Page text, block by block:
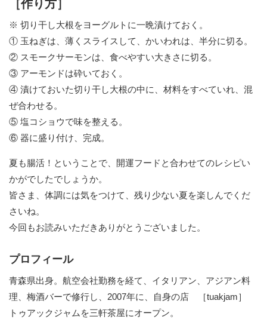
［作り方］
※ 切り干し大根をヨーグルトに一晩漬けておく。
① 玉ねぎは、薄くスライスして、かいわれは、半分に切る。
② スモークサーモンは、食べやすい大きさに切る。
③ アーモンドは砕いておく。
④ 漬けておいた切り干し大根の中に、材料をすべていれ、混
ぜ合わせる。
⑤ 塩コショウで味を整える。
⑥ 器に盛り付け、完成。
夏も腸活！ということで、開運フードと合わせてのレシピい
かがでしたでしょうか。
皆さま、体調には気をつけて、残り少ない夏を楽しんでくだ
さいね。
今回もお読みいただきありがとうございました。
プロフィール
青森県出身。航空会社勤務を経て、イタリアン、アジアン料
理、梅酒バーで修行し、2007年に、自身の店 ［tuakjam］
トゥアックジャムを三軒茶屋にオープン。